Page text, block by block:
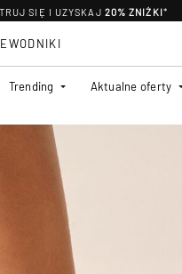
SIĘ I UZYSKAJ 20% ZNIŻKI*
Trending Aktualne oferty